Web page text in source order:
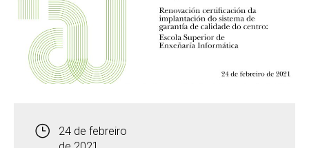
24 de febreiro